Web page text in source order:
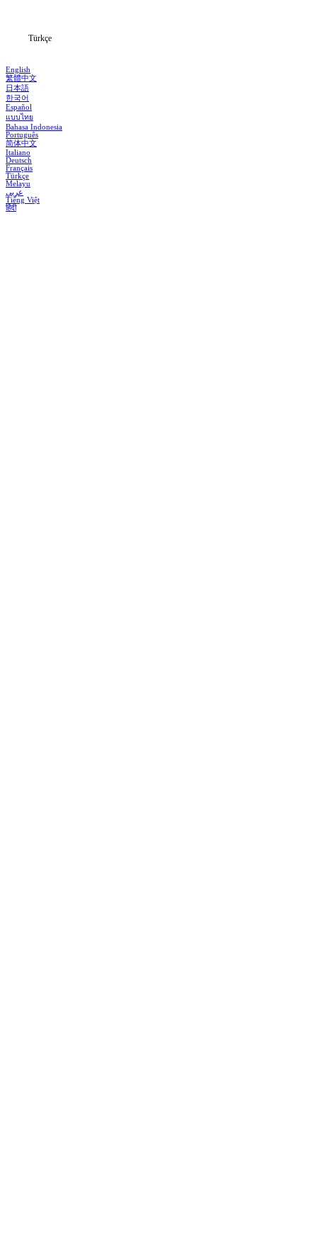
Türkçe
English
繁體中文
日本語
한국어
Español
แบบไทย
Bahasa Indonesia
Português
简体中文
Italiano
Deutsch
Français
Türkçe
Melayu
عربي
Tiếng Việt
हिंदी